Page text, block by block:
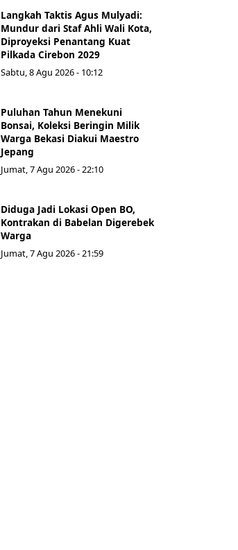
Langkah Taktis Agus Mulyadi:
Mundur dari Staf Ahli Wali Kota,
Diproyeksi Penantang Kuat
Pilkada Cirebon 2029
Sabtu, 8 Agu 2026 - 10:12
Puluhan Tahun Menekuni
Bonsai, Koleksi Beringin Milik
Warga Bekasi Diakui Maestro
Jepang
Jumat, 7 Agu 2026 - 22:10
Diduga Jadi Lokasi Open BO,
Kontrakan di Babelan Digerebek
Warga
Jumat, 7 Agu 2026 - 21:59